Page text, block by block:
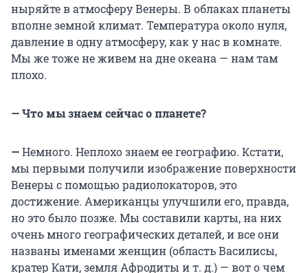
ныряйте в атмосферу Венеры. В облаках планеты
вполне земной климат. Температура около нуля,
давление в одну атмосферу, как у нас в комнате.
Мы же тоже не живем на дне океана — нам там
плохо.
— Что мы знаем сейчас о планете?
—Немного. Неплохо знаем ее географию. Кстати,
мы первыми получили изображение поверхности
Венеры с помощью радиолокаторов, это
достижение. Американцы улучшили его, правда,
но это было позже. Мы составили карты, на них
очень много географических деталей, и все они
названы именами женщин (область Василисы,
кратер Кати, земля Афродиты и т. д.) — вот о чем